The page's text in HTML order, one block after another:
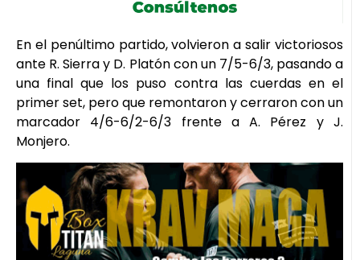
En el penúltimo partido, volvieron a salir victoriosos
ante R. Sierra y D. Platón con un 7/5-6/3, pasando a
una final que los puso contra las cuerdas en el
primer set, pero que remontaron y cerraron con un
marcador 4/6-6/2-6/3 frente a A. Pérez y J.
Monjero.